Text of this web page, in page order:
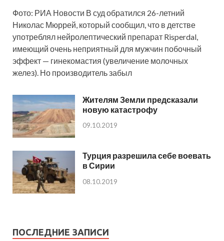
Фото: РИА Новости В суд обратился 26-летний
Николас Мюррей, который сообщил, что в детстве
употреблял нейролептический препарат Risperdal,
имеющий очень неприятный для мужчин побочный
эффект — гинекомастия (увеличение молочных
желез). Но производитель забыл
Жителям Земли предсказали
новую катастрофу
09.10.2019
Турция разрешила себе воевать
в Сирии
08.10.2019
ПОСЛЕДНИЕ ЗАПИСИ